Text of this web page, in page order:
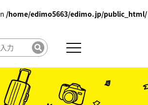
/home/edimo5663/edimo.jp/public_html/